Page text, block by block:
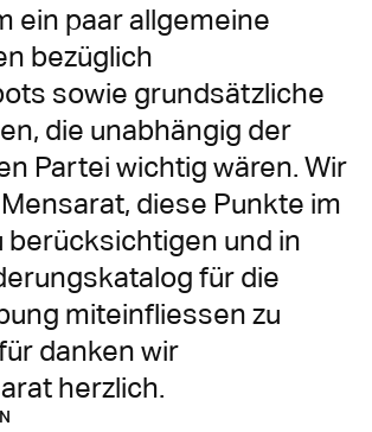
ein paar allgemeine
bezüglich
sowie grundsätzliche
die unabhängig der
Partei wichtig wären. Wir
diese Punkte im
berücksichtigen und in
für die
miteinfliessen zu
danken wir
herzlich.